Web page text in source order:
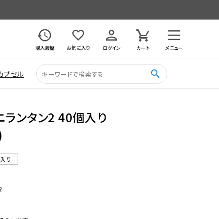
購入履歴
お気に入り ログイン カート メニュー
プセル search
ランタン2 40個入り
り